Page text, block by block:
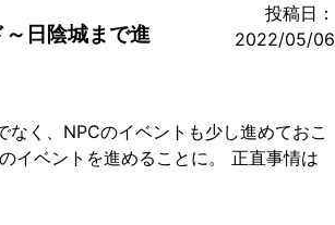
日陰城まで進
投稿日：
2022/05/06
く、NPCのイベントも少し進めておこ
イベントを進めることに。 正直事情は